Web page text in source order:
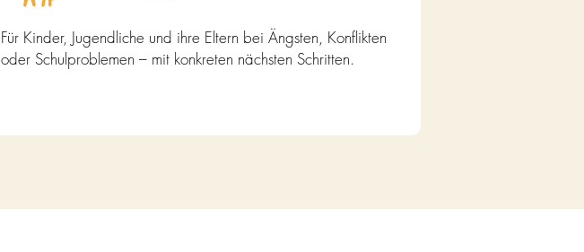
Für Kinder, Jugendliche und ihre Eltern bei Ängsten, Konflikten
oder Schulproblemen – mit konkreten nächsten Schritten.